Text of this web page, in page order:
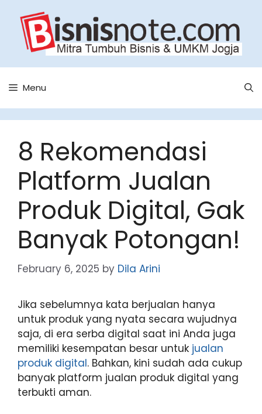
content
Menu
8 Rekomendasi
Platform Jualan
Produk Digital, Gak
Banyak Potongan!
February 6, 2025 by Dila Arini
Jika sebelumnya kata berjualan hanya
untuk produk yang nyata secara wujudnya
saja, di era serba digital saat ini Anda juga
memiliki kesempatan besar untuk jualan
produk digital. Bahkan, kini sudah ada cukup
banyak platform jualan produk digital yang
terbukti aman.